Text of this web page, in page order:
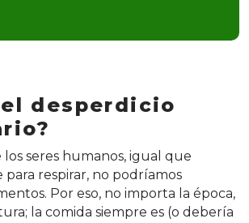
el desperdicio
seres humanos, igual que
para respirar, no podríamos
Por eso, no importa la época,
la comida siempre es (o debería